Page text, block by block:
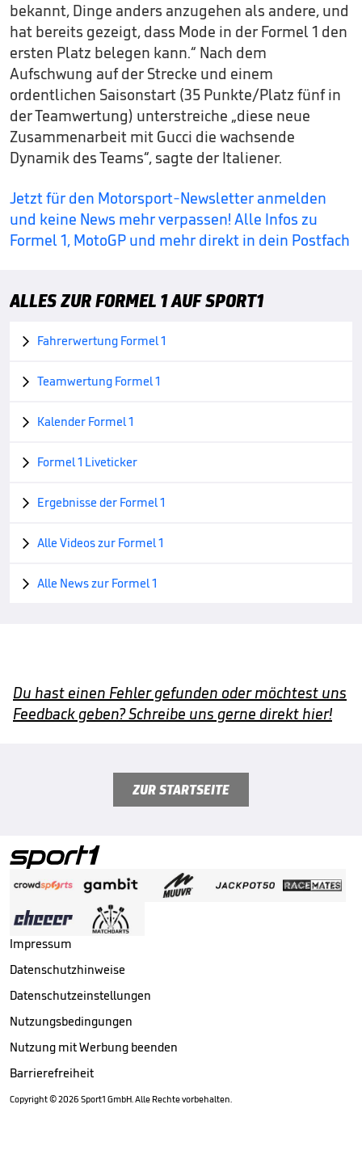
bekannt, Dinge anders anzugehen als andere, und
hat bereits gezeigt, dass Mode in der Formel 1 den
ersten Platz belegen kann.“ Nach dem
Aufschwung auf der Strecke und einem
ordentlichen Saisonstart (35 Punkte/Platz fünf in
der Teamwertung) unterstreiche „diese neue
Zusammenarbeit mit Gucci die wachsende
Dynamik des Teams“, sagte der Italiener.
Jetzt für den Motorsport-Newsletter anmelden
und keine News mehr verpassen! Alle Infos zu
Formel 1, MotoGP und mehr direkt in dein Postfach
ALLES ZUR FORMEL 1 AUF SPORT1
 Fahrerwertung Formel 1
 Teamwertung Formel 1
 Kalender Formel 1
 Formel 1 Liveticker
 Ergebnisse der Formel 1
 Alle Videos zur Formel 1
 Alle News zur Formel 1
Du hast einen Fehler gefunden oder möchtest uns
Feedback geben? Schreibe uns gerne direkt hier!
ZUR STARTSEITE
Impressum
Datenschutzhinweise
Datenschutzeinstellungen
Nutzungsbedingungen
Nutzung mit Werbung beenden
Barrierefreiheit
Copyright ©2026 Sport1 GmbH. Alle Rechte vorbehalten.